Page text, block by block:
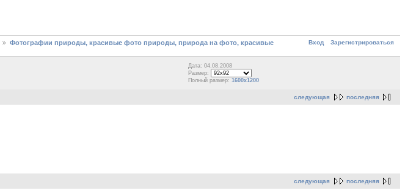
Вход Зарегистрироваться
Фотографии природы, красивые фото природы, природа на фото, красивые
Дата: 04.08.2008
Размер:
Полный размер: 1600x1200
следующая последняя
следующая последняя